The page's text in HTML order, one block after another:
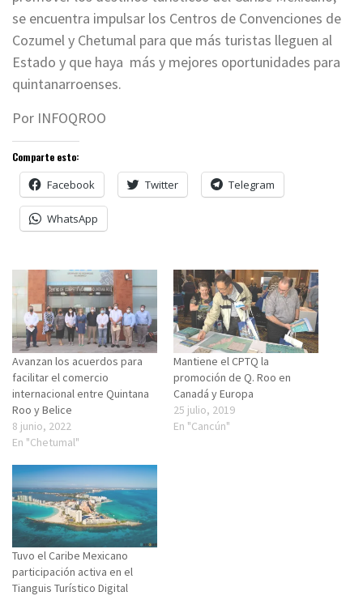
se encuentra impulsar los Centros de Convenciones de
Cozumel y Chetumal para que más turistas lleguen al
Estado y que haya más y mejores oportunidades para
quintanarroenses.
Por INFOQROO
Comparte esto:
Facebook Twitter Telegram
WhatsApp
Avanzan los acuerdos para
facilitar el comercio
internacional entre Quintana
Roo y Belice
8 junio, 2022
En "Chetumal"
Mantiene el CPTQ la
promoción de Q. Roo en
Canadá y Europa
25 julio, 2019
En "Cancún"
Tuvo el Caribe Mexicano
participación activa en el
Tianguis Turístico Digital